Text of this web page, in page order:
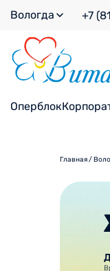
Вологда +7
Оперблок
Главная/